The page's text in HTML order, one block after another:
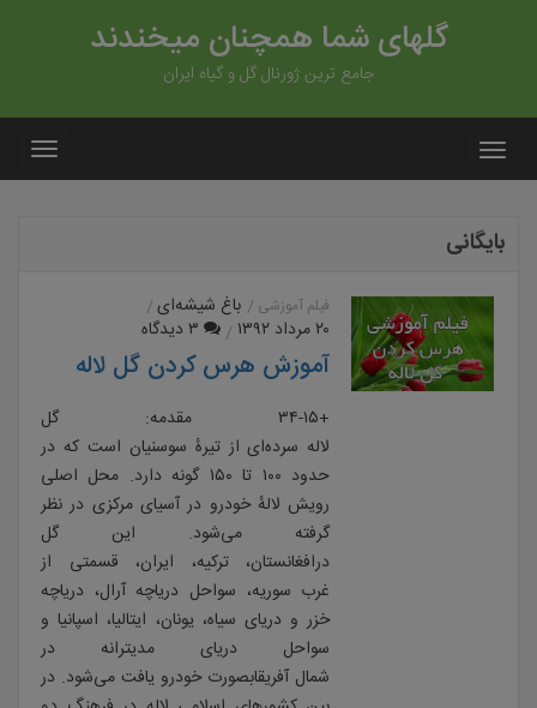
گلهای شما همچنان میخندند
جامع ترین ژورنال گل و گیاه ایران
بایگانی
فیلم آموزشی
باغ شیشه‌ای
۲۰ مرداد ۱۳۹۲
۳ دیدگاه
آموزش هرس کردن گل لاله
+۳۴-۱۵ مقدمه: گل
لاله سرده‌ای از تیرهٔ سوسنیان است که در
حدود ۱۰۰ تا ۱۵۰ گونه دارد. محل اصلی
رویش لالهٔ خودرو در آسیای مرکزی در نظر
گرفته می‌شود. این گل
درافغانستان، ترکیه، ایران، قسمتی از
غرب سوریه، سواحل دریاچه آرال، دریاچه
خزر و دریای سیاه، یونان، ایتالیا، اسپانیا و
سواحل دریای مدیترانه در
شمال آفریقابصورت خودرو یافت می‌شود. در